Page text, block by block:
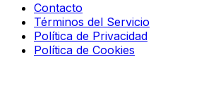
Contacto
Términos del Servicio
Política de Privacidad
Política de Cookies